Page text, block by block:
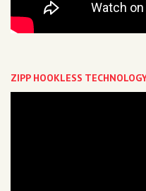
ZIPP HOOKLESS